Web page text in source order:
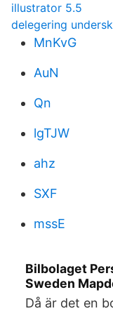
illustrator 5.5
delegering
MnKvG
AuN
Qn
lgTJW
ahz
SXF
mssE
Bilbolaget
Sweden
Då är det en